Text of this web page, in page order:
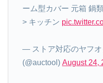
ーム型カバー 元箱 鍋
> キッチン
— ストア対応のヤフ
(@auctool) August 24,